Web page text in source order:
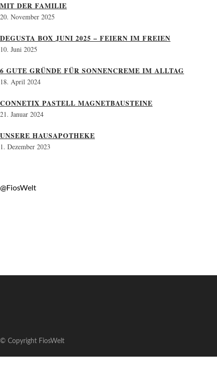
MIT DER FAMILIE
20. November 2025
DEGUSTA BOX JUNI 2025 – FEIERN IM FREIEN
10. Juni 2025
6 GUTE GRÜNDE FÜR SONNENCREME IM ALLTAG
18. April 2024
CONNETIX PASTELL MAGNETBAUSTEINE
21. Januar 2024
UNSERE HAUSAPOTHEKE
1. Dezember 2023
@FiosWelt
© Copyright FiosWelt